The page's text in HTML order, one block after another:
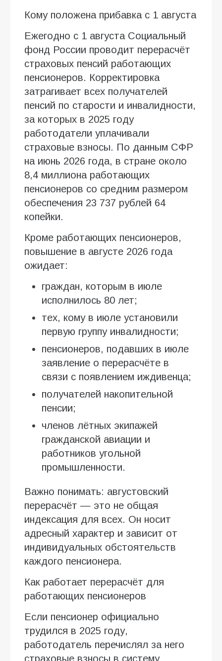
Кому положена прибавка с 1 августа
Ежегодно с 1 августа Социальный
фонд России проводит перерасчёт
страховых пенсий работающих
пенсионеров. Корректировка
затрагивает всех получателей
пенсий по старости и инвалидности,
за которых в 2025 году
работодатели уплачивали
страховые взносы. По данным СФР
на июнь 2026 года, в стране около
8,4 миллиона работающих
пенсионеров со средним размером
обеспечения 23 737 рублей 64
копейки.
Кроме работающих пенсионеров,
повышение в августе 2026 года
ожидает:
граждан, которым в июле
исполнилось 80 лет;
тех, кому в июле установили
первую группу инвалидности;
пенсионеров, подавших в июле
заявление о перерасчёте в
связи с появлением иждивенца;
получателей накопительной
пенсии;
членов лётных экипажей
гражданской авиации и
работников угольной
промышленности.
Важно понимать: августовский
перерасчёт — это не общая
индексация для всех. Он носит
адресный характер и зависит от
индивидуальных обстоятельств
каждого пенсионера.
Как работает перерасчёт для
работающих пенсионеров
Если пенсионер официально
трудился в 2025 году,
работодатель перечислял за него
страховые взносы в систему